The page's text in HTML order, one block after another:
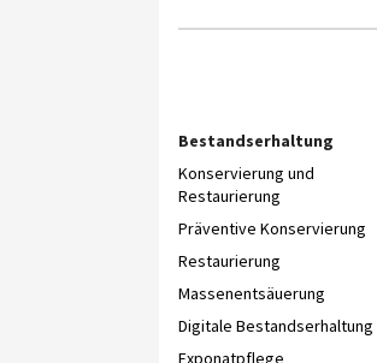
Bestandserhaltung
Konservierung und
Restaurierung
Präventive Konservierung
Restaurierung
Massenentsäuerung
Digitale Bestandserhaltung
Exponatpflege